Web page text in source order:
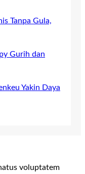
Tanpa Gula,
Gurih dan
Yakin Daya
voluptatem